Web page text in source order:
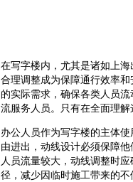
在写字楼内，尤其是诸如上
合理调整成为保障通行效率
的实际需求，确保各类人员
流服务人员。只有在全面理
办公人员作为写字楼的主体
由进出，动线设计必须保障
人员流量较大，动线调整时
径，减少因临时施工带来的